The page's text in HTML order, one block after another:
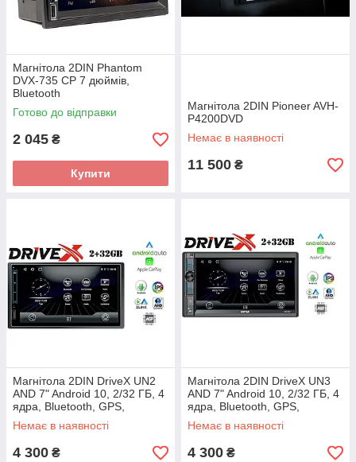
Магнітола 2DIN Phantom
DVX-735 СР 7 дюймів,
Bluetooth
Готово до відправки
2 045 ₴
Купити
Магнітола 2DIN Pioneer AVH-
P4200DVD
Немає в наявності
11 500 ₴
Магнітола 2DIN DriveX UN2
AND 7" Android 10, 2/32 ГБ, 4
ядра, Bluetooth, GPS,
CarPlay, Android Auto
Немає в наявності
4 300 ₴
Магнітола 2DIN DriveX UN3
AND 7" Android 10, 2/32 ГБ, 4
ядра, Bluetooth, GPS,
CarPlay, Android Auto
Немає в наявності
4 300 ₴